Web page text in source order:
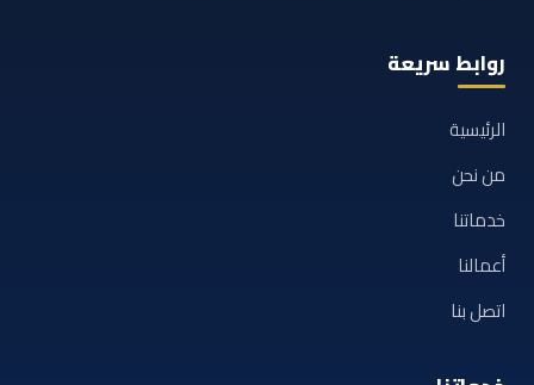
روابط سريعة
الرئيسية
من نحن
خدماتنا
أعمالنا
اتصل بنا